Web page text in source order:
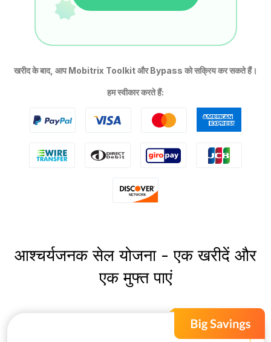
खरीद के बाद, आप Mobitrix Toolkit और Bypass को सक्रिय कर सकते हैं।
हम स्वीकार करते हैं:
आश्चर्यजनक सेल योजना - एक खरीदें और
एक मुफ्त पाएं